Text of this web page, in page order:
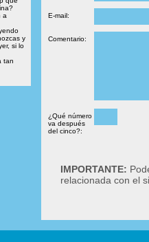
a
y
si lo
tan
E-mail:
Comentario:
¿Qué número
va después
del cinco?:
IMPORTANTE:
relacionada con el